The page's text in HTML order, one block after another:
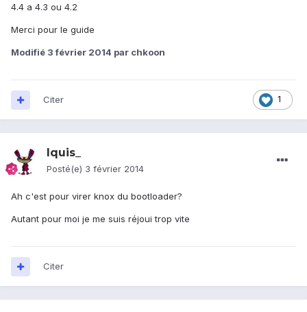
4.4 a 4.3 ou 4.2
Merci pour le guide
Modifié 3 février 2014 par chkoon
1
Citer
Iquis_
Posté(e) 3 février 2014
Ah c'est pour virer knox du bootloader?
Autant pour moi je me suis réjoui trop vite
Citer